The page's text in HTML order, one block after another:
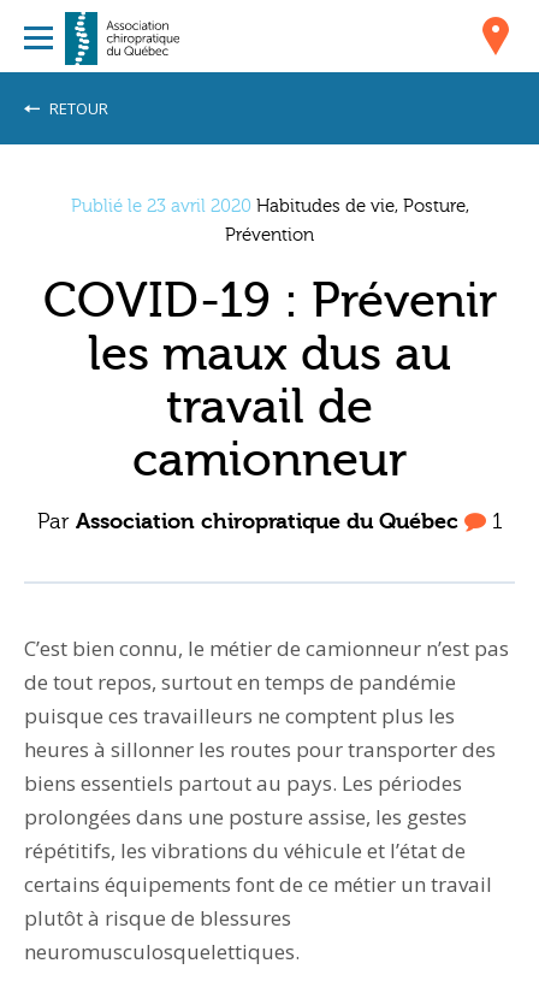
RETOUR
Publié le 23 avril 2020 Habitudes de vie, Posture,
Prévention
COVID-19 : Prévenir
les maux dus au
travail de
camionneur
Par Association chiropratique du Québec 1
C’est bien connu, le métier de camionneur n’est pas
de tout repos, surtout en temps de pandémie
puisque ces travailleurs ne comptent plus les
heures à sillonner les routes pour transporter des
biens essentiels partout au pays. Les périodes
prolongées dans une posture assise, les gestes
répétitifs, les vibrations du véhicule et l’état de
certains équipements font de ce métier un travail
plutôt à risque de blessures
neuromusculosquelettiques.